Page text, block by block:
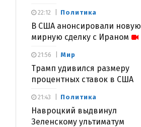
Политика
В США анонсировали новую
мирную сделку с Ираном
22:12
Мир
Трамп удивился размеру
процентных ставок в США
21:56
Политика
Навроцкий выдвинул
Зеленскому ультиматум
21:43